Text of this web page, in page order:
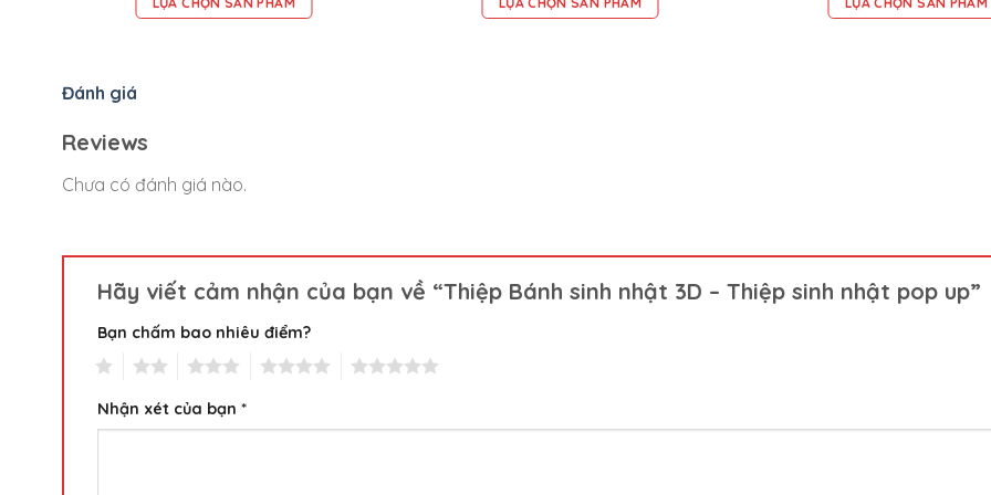
Đánh giá
Reviews
Chưa có đánh giá nào.
Hãy viết cảm nhận của bạn về “Thiệp Bánh sinh nhật 3D – Thiệp sinh nhật pop up”
Bạn chấm bao nhiêu điểm?
Nhận xét của bạn *